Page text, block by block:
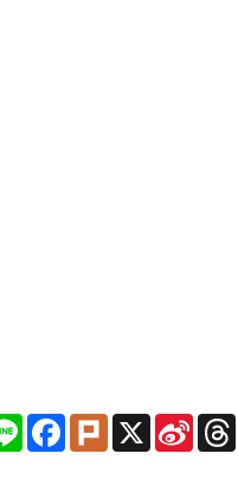
Line Facebook
PlurkX Sina